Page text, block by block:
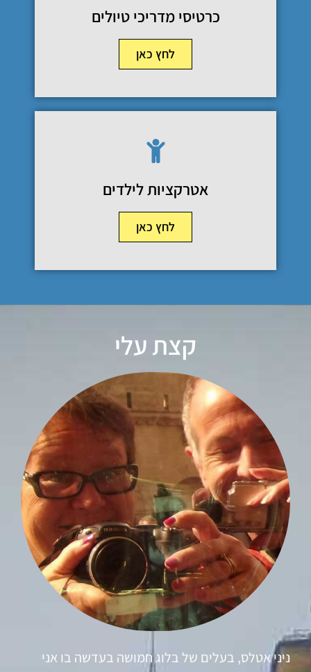
כרטיסי מדריכי טיולים
לחץ כאן
אטרקציות לילדים
לחץ כאן
קצת עלי
ניני אטלס, בעלים של בלוג חמושה בעדשה בו אני